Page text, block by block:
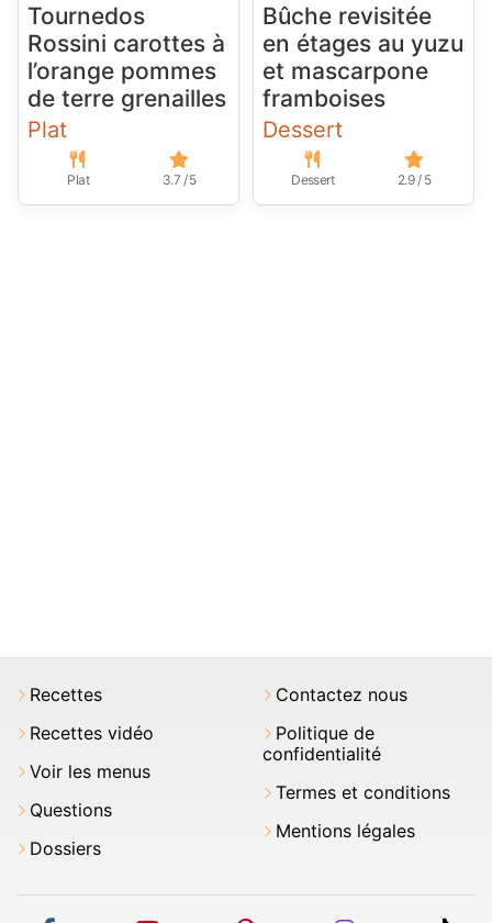
Tournedos
Rossini carottes à
l’orange pommes
de terre grenailles
Plat
Plat 3.7 / 5
Bûche revisitée
en étages au yuzu
et mascarpone
framboises
Dessert
Dessert 2.9 / 5
Recettes
Recettes vidéo
Voir les menus
Questions
Dossiers
Contactez nous
Politique de
confidentialité
Termes et conditions
Mentions légales